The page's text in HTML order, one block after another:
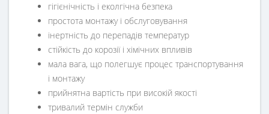
гігієнічність і еколгічна безпека
простота монтажу і обслуговування
інертність до перепадів температур
стійкість до корозії і хімічних впливів
мала вага, що полегшує процес транспортування
і монтажу
прийнятна вартість при високій якості
тривалий термін служби